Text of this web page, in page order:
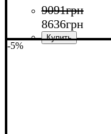
9091грн
8636грн
-5%